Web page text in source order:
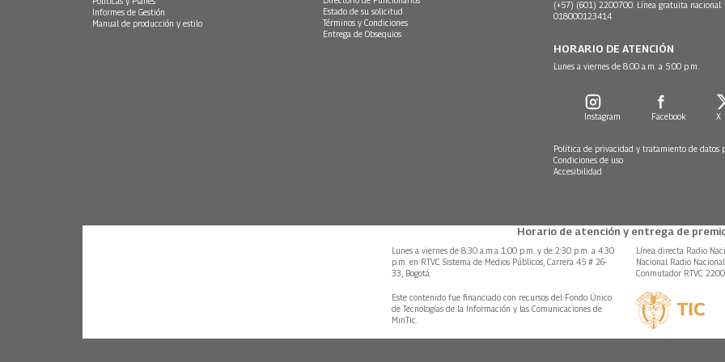
Informes de Gestión
Manual de producción y estilo
Estado de su solicitud
Términos y Condiciones
Entrega de Obsequios
(+57) (601) 2200700. Línea gratuita nacional:
018000123414
HORARIO DE ATENCIÓN
Lunes a viernes de 8:00 a.m. a 5:00 p.m.
Instagram Facebook X
Política de privacidad y tratamiento de datos
Condiciones de uso
Accesibilidad
Horario de atención y entrega de
Lunes a viernes de 8:30 a.m.a 1:00 p.m. y de 2:30 p.m. a 4:30
p.m. en RTVC Sistema de Medios Públicos, Carrera 45 # 26-
33, Bogotá.
Línea directa Radio
Nacional Radio
Conmutador RTVC
Este contenido fue financiado con recursos del Fondo Único
de Tecnologías de la Información y las Comunicaciones de
MinTic.